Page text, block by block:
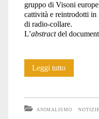
gruppo di Visoni
cattività e reintrodotti in
di radio-collare.
L’abstractdel
Leggi tuttoLa
ANIMALISMO NOTIZIE